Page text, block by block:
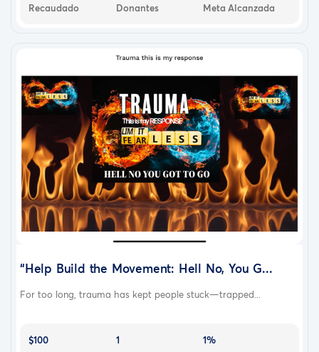
Recaudado
Donantes
Meta Alcanzada
“Help Build the Movement: Hell No, You G...
For too long, trauma has kept people stuck—trapped...
$100
1
1%